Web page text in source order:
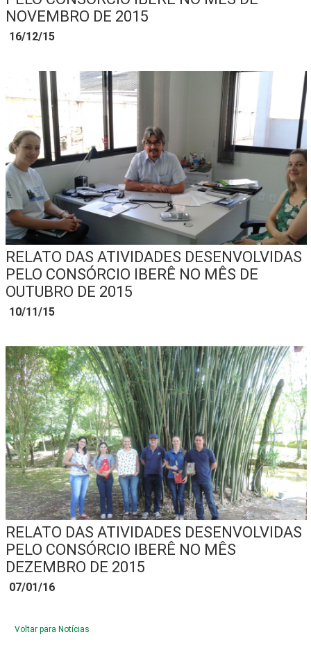
NOVEMBRO DE 2015
16/12/15
RELATO DAS ATIVIDADES DESENVOLVIDAS
PELO CONSÓRCIO IBERÊ NO MÊS DE
OUTUBRO DE 2015
10/11/15
RELATO DAS ATIVIDADES DESENVOLVIDAS
PELO CONSÓRCIO IBERÊ NO MÊS
DEZEMBRO DE 2015
07/01/16
Voltar para Notícias